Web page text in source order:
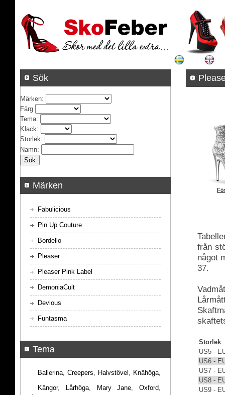
från
något
37.
Storlek
US5 -
US6 -
US7 -
US8 -
US9 -
Sök
Märken:
Färg
Tema:
Klack:
Storlek:
Namn:
Märken
Fabulicious
Pin Up Couture
Bordello
Pleaser
Pleaser Pink Label
DemoniaCult
Devious
Funtasma
Tema
Ballerina, Creepers, Halvstövel , Knähöga,
Kängor, Lårhöga, Mary Jane, Oxford,